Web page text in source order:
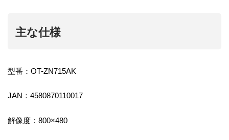
主な仕様
型番：OT-ZN715AK
JAN：4580870110017
解像度：800×480